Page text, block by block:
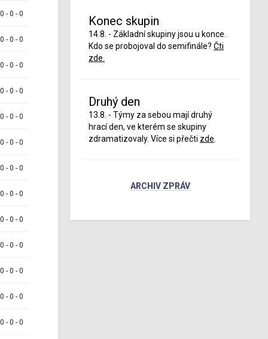
- 0 - 0
- 0 - 0
- 0 - 0
- 0 - 0
- 0 - 0
- 0 - 0
- 0 - 0
- 0 - 0
- 0 - 0
- 0 - 0
- 0 - 0
- 0 - 0
- 0 - 0
Konec skupin
14.8. - Základní skupiny jsou u konce.
Kdo se probojoval do semifinále? Čti
zde.
Druhý den
13.8. - Týmy za sebou mají druhý
hrací den, ve kterém se skupiny
zdramatizovaly. Více si přečti zde
ARCHIV ZPRÁV